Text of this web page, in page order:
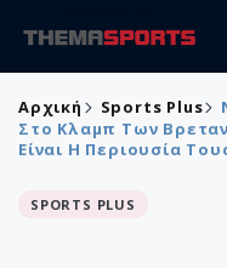
Αρχική Sports Plus
Στο Κλαμπ Των
Είναι Η Περιουσία
SPORTS PLUS